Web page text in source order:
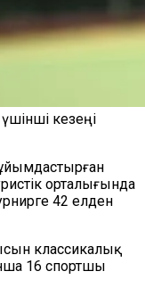
кезеңі
орталығында
42 елден
классикалық
16 спортшы